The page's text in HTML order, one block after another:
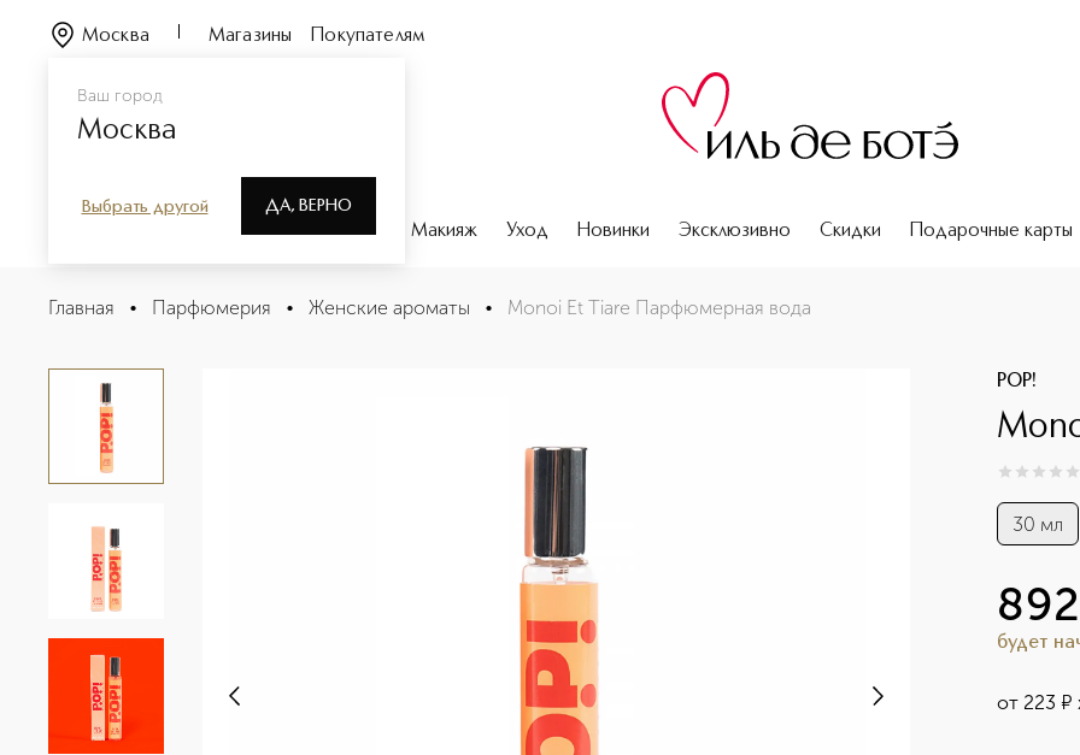
Ваш город
Москва
Выбрать другой ДА, ВЕРНО
Москва Магазины Покупателям
Парфюмерия Макияж Уход Новинки Эксклюзивно Скидки Подарочные карты
Monoi Et Tiare Парфюмерная вода
Описание
Главная • Парфюмерия • Женские ароматы • Monoi Et Tiare Парфюмерная вода
POP!
0из 0
30 мл
892
будет
от 223 ¤